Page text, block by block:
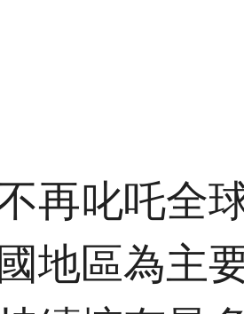
再叱吒全
地區為主